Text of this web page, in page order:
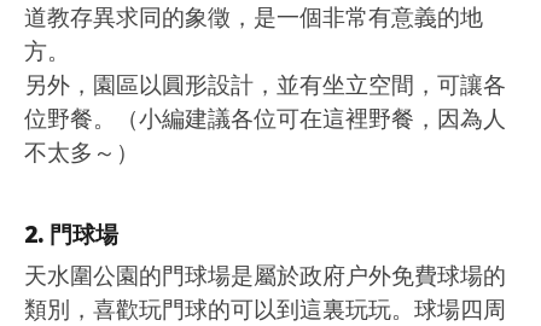
道教存異求同的象徵，是一個非常有意義的地
方。
另外，園區以圓形設計，並有坐立空間，可讓各
位野餐。
（小編建議各位可在這裡野餐，因為人
不太多～）
2. 門球場
天水圍公園的門球場是屬於政府户外免費球場的
類別，喜歡玩門球的可以到這裏玩玩。球場四周